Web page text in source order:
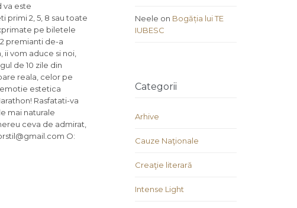
va este
primi 2, 5, 8 sau toate
pe biletele
premianti de-a
vom aduce si noi,
de 10 zile din
reala, celor pe
estetica
Rasfatati-va
mai naturale
ceva de admirat,
O:
Neele on Bogăția lui TE
IUBESC
Categorii
Arhive
Cauze Naţionale
Creaţie literară
Intense Light